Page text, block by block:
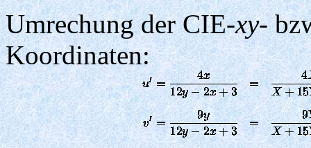
Umrechung der CIE-xy-
Koordinaten: